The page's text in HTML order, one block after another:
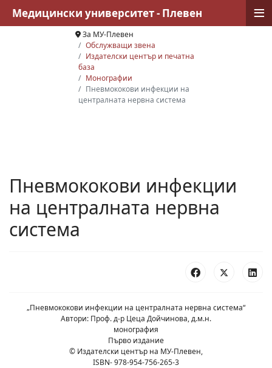
За МУ-Плевен
Обслужващи звена
Издателски център и печатна
база
Монографии
Пневмококови инфекции на
централната нервна система
Пневмококови инфекции
на централната нервна
система
„Пневмококови инфекции на централната нервна система“
Автори: Проф. д-р Цеца Дойчинова, д.м.н.
монография
Първо издание
© Издателски център на МУ-Плевен,
ISBN- 978-954-756-265-3
Медицински университет - Плевен ≡